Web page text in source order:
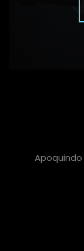
Apoquindo